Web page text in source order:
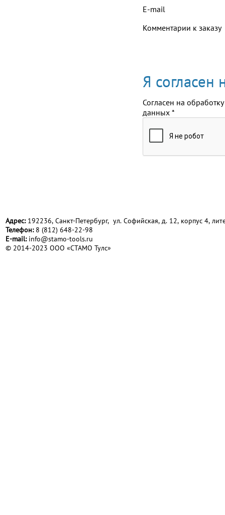
E-mail
Комментарии к заказу
Я согласен
Согласен на обработку
данных *
Адрес:192236, Санкт-Петербург, ул. Софийская, д. 12, корпус 4,
Телефон:8 (812) 648-22-98
Е-mail: info@stamo-tools.ru
© 2014-2023 ООО «СТАМО Тулс»